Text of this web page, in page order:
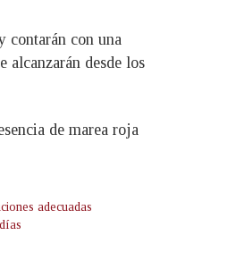
contarán con una
alcanzarán desde los
de marea roja
adecuadas